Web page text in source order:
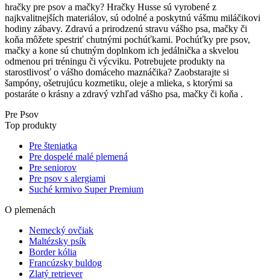
hračky pre psov a mačky? Hračky Husse sú vyrobené z
najkvalitnejších materiálov, sú odolné a poskytnú vášmu miláčikovi
hodiny zábavy. Zdravú a prirodzenú stravu vášho psa, mačky či
koňa môžete spestriť chutnými pochúťkami. Pochúťky pre psov,
mačky a kone sú chutným doplnkom ich jedálnička a skvelou
odmenou pri tréningu či výcviku. Potrebujete produkty na
starostlivosť o vášho domáceho maznáčika? Zaobstarajte si
šampóny, ošetrujúcu kozmetiku, oleje a mlieka, s ktorými sa
postaráte o krásny a zdravý vzhľad vášho psa, mačky či koňa .
Pre Psov
Top produkty
Pre šteniatka
Pre dospelé malé plemená
Pre seniorov
Pre psov s alergiami
Suché krmivo Super Premium
O plemenách
Nemecký ovčiak
Maltézsky psík
Border kólia
Francúzsky buldog
Zlatý retriever